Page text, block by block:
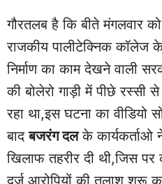
गौरतलब है कि बीते मंगलवार
राजकीय पालीटेक्निक कॉलेज
निर्माण का काम देखने वाली
की बोलेरो गाड़ी में पीछे रस्सी
रहा था,इस घटना का वीडियो
बादबजरंग दलके कार्यकर्ताओ
खिलाफ तहरीर दी थी,जिस पर
दर्ज आरोपियों की तलाश शुरू